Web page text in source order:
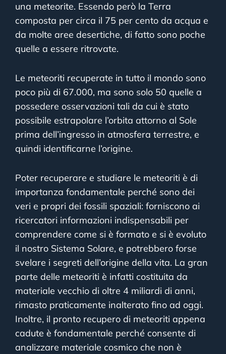
una meteorite. Essendo però la Terra
composta per circa il 75 per cento da acqua e
da molte aree desertiche, di fatto sono poche
quelle a essere ritrovate.
Le meteoriti recuperate in tutto il mondo sono
poco più di 67.000, ma sono solo 50 quelle a
possedere osservazioni tali da cui è stato
possibile estrapolare l’orbita attorno al Sole
prima dell’ingresso in atmosfera terrestre, e
quindi identificarne l’origine.
Poter recuperare e studiare le meteoriti è di
importanza fondamentale perché sono dei
veri e propri dei fossili spaziali: forniscono ai
ricercatori informazioni indispensabili per
comprendere come si è formato e si è evoluto
il nostro Sistema Solare, e potrebbero forse
svelare i segreti dell’origine della vita. La gran
parte delle meteoriti è infatti costituita da
materiale vecchio di oltre 4 miliardi di anni,
rimasto praticamente inalterato fino ad oggi.
Inoltre, il pronto recupero di meteoriti appena
cadute è fondamentale perché consente di
analizzare materiale cosmico che non è